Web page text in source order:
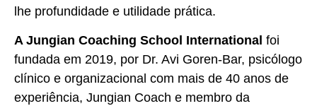
lhe profundidade e utilidade prática.
A Jungian Coaching School International foi
fundada em 2019, por Dr. Avi Goren-Bar, psicólogo
clínico e organizacional com mais de 40 anos de
experiência, Jungian Coach e membro da